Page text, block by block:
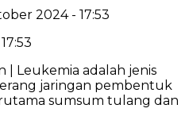
2024 - 17:53
| Leukemia adalah jenis
jaringan pembentuk
sumsum tulang dan